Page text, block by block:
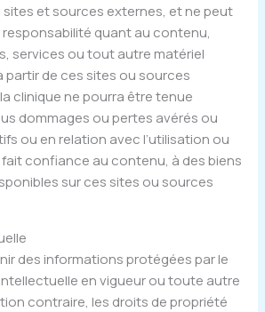
et sources externes, et ne peut
quant au contenu,
services ou tout autre matériel
partir de ces sites ou sources
clinique ne pourra être tenue
dommages ou pertes avérés ou
ou en relation avec l’utilisation ou
fait confiance au contenu, à des biens
sur ces sites ou sources
des informations protégées par le
en vigueur ou toute autre
contraire, les droits de propriété